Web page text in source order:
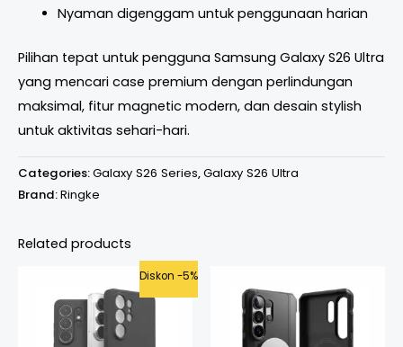
Nyaman digenggam untuk penggunaan harian
Pilihan tepat untuk pengguna Samsung Galaxy S26 Ultra
yang mencari case premium dengan perlindungan
maksimal, fitur magnetic modern, dan desain stylish
untuk aktivitas sehari-hari.
Categories:Galaxy S26 Series,Galaxy S26 Ultra
Brand:Ringke
Related products
Diskon -5%
Original
price
was:
Rp575.000.
Current
is: